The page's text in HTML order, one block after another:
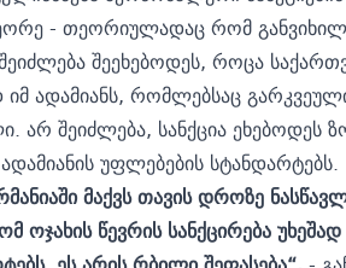
- თეორიულადაც რომ
შეეხებოდეს, როცა
ადამიანს, რომლებსაც
არ შეიძლება, სანქცია ეხებოდეს
უფლებების სტანდარტებს.
მაქვს თავის დროზე
წევრის სანქცირება უხეშად